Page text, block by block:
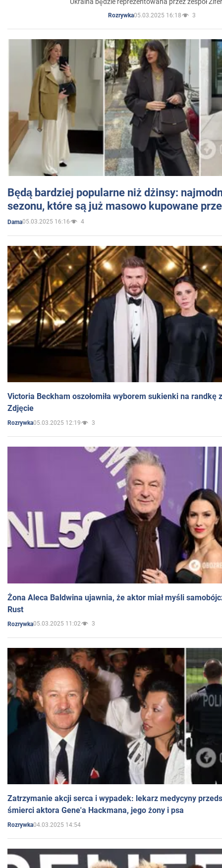
Ukraina będzie reprezentowana przez zespół
Rozrywka05.03.2025 16:18 3
Będą bardziej popularne niż dżinsy:
sezonu, które są już masowo kupowane
Dama05.03.2025 16:16 4
Victoria Beckham oszołomiła wyborem sukienki na randkę
Zdjęcie
Rozrywka05.03.2025 12:19 3
Żona Aleca Baldwina ujawnia, że aktor miał myśli
Rust
Rozrywka05.03.2025 11:02 3
Zatrzymanie akcji serca i wypadek: lekarz medycyny
śmierci aktora Gene'a Hackmana, jego żony i psa
Rozrywka04.03.2025 14:54